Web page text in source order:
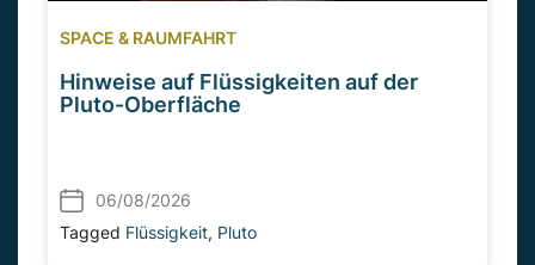
SPACE & RAUMFAHRT
Hinweise auf Flüssigkeiten auf der
Pluto-Oberfläche
06/08/2026
Tagged Flüssigkeit, Pluto